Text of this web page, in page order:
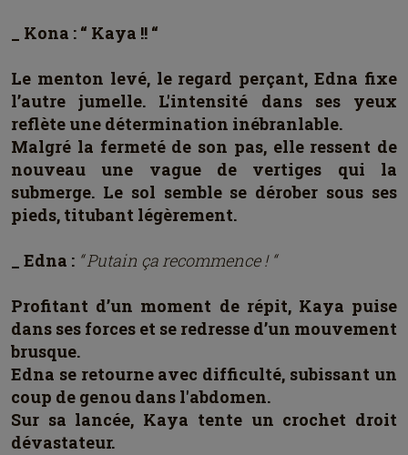
_ Kona : “ Kaya !! “
Le menton levé, le regard perçant, Edna fixe
l’autre jumelle. L'intensité dans ses yeux
reflète une détermination inébranlable.
Malgré la fermeté de son pas, elle ressent de
nouveau une vague de vertiges qui la
submerge. Le sol semble se dérober sous ses
pieds, titubant légèrement.
_ Edna : “ Putain ça recommence ! “
Profitant d’un moment de répit, Kaya puise
dans ses forces et se redresse d’un mouvement
brusque.
Edna se retourne avec difficulté, subissant un
coup de genou dans l'abdomen.
Sur sa lancée, Kaya tente un crochet droit
dévastateur.